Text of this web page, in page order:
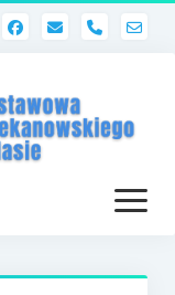
phone
otwórz
menu